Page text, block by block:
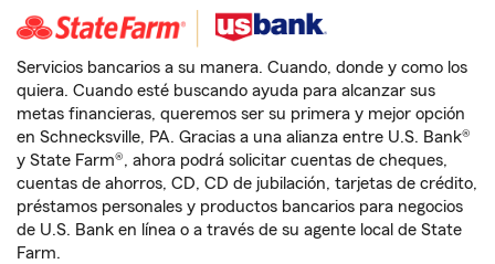
Servicios bancarios a su manera. Cuando, donde y como los
quiera. Cuando esté buscando ayuda para alcanzar sus
metas financieras, queremos ser su primera y mejor opción
en Schnecksville, PA. Gracias a una alianza entre U.S. Bank®
y State Farm®, ahora podrá solicitar cuentas de cheques,
cuentas de ahorros, CD, CD de jubilación, tarjetas de crédito,
préstamos personales y productos bancarios para negocios
de U.S. Bank en línea o a través de su agente local de State
Farm.